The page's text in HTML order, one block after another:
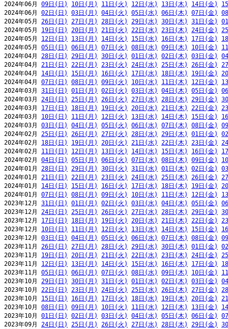
2024年06月 09日(日) 10日(月) 11日(火) 12日(水) 13日(木) 14日(金)
2024年06月 02日(日) 03日(月) 04日(火) 05日(水) 06日(木) 07日(金)
2024年05月 26日(日) 27日(月) 28日(火) 29日(水) 30日(木) 31日(金)
2024年05月 19日(日) 20日(月) 21日(火) 22日(水) 23日(木) 24日(金)
2024年05月 12日(日) 13日(月) 14日(火) 15日(水) 16日(木) 17日(金)
2024年05月 05日(日) 06日(月) 07日(火) 08日(水) 09日(木) 10日(金)
2024年04月 28日(日) 29日(月) 30日(火) 01日(水) 02日(木) 03日(金)
2024年04月 21日(日) 22日(月) 23日(火) 24日(水) 25日(木) 26日(金)
2024年04月 14日(日) 15日(月) 16日(火) 17日(水) 18日(木) 19日(金)
2024年04月 07日(日) 08日(月) 09日(火) 10日(水) 11日(木) 12日(金)
2024年03月 31日(日) 01日(月) 02日(火) 03日(水) 04日(木) 05日(金)
2024年03月 24日(日) 25日(月) 26日(火) 27日(水) 28日(木) 29日(金)
2024年03月 17日(日) 18日(月) 19日(火) 20日(水) 21日(木) 22日(金)
2024年03月 10日(日) 11日(月) 12日(火) 13日(水) 14日(木) 15日(金)
2024年03月 03日(日) 04日(月) 05日(火) 06日(水) 07日(木) 08日(金)
2024年02月 25日(日) 26日(月) 27日(火) 28日(水) 29日(木) 01日(金)
2024年02月 18日(日) 19日(月) 20日(火) 21日(水) 22日(木) 23日(金)
2024年02月 11日(日) 12日(月) 13日(火) 14日(水) 15日(木) 16日(金)
2024年02月 04日(日) 05日(月) 06日(火) 07日(水) 08日(木) 09日(金)
2024年01月 28日(日) 29日(月) 30日(火) 31日(水) 01日(木) 02日(金)
2024年01月 21日(日) 22日(月) 23日(火) 24日(水) 25日(木) 26日(金)
2024年01月 14日(日) 15日(月) 16日(火) 17日(水) 18日(木) 19日(金)
2024年01月 07日(日) 08日(月) 09日(火) 10日(水) 11日(木) 12日(金)
2023年12月 31日(日) 01日(月) 02日(火) 03日(水) 04日(木) 05日(金)
2023年12月 24日(日) 25日(月) 26日(火) 27日(水) 28日(木) 29日(金)
2023年12月 17日(日) 18日(月) 19日(火) 20日(水) 21日(木) 22日(金)
2023年12月 10日(日) 11日(月) 12日(火) 13日(水) 14日(木) 15日(金)
2023年12月 03日(日) 04日(月) 05日(火) 06日(水) 07日(木) 08日(金)
2023年11月 26日(日) 27日(月) 28日(火) 29日(水) 30日(木) 01日(金)
2023年11月 19日(日) 20日(月) 21日(火) 22日(水) 23日(木) 24日(金)
2023年11月 12日(日) 13日(月) 14日(火) 15日(水) 16日(木) 17日(金)
2023年11月 05日(日) 06日(月) 07日(火) 08日(水) 09日(木) 10日(金)
2023年10月 29日(日) 30日(月) 31日(火) 01日(水) 02日(木) 03日(金)
2023年10月 22日(日) 23日(月) 24日(火) 25日(水) 26日(木) 27日(金)
2023年10月 15日(日) 16日(月) 17日(火) 18日(水) 19日(木) 20日(金)
2023年10月 08日(日) 09日(月) 10日(火) 11日(水) 12日(木) 13日(金)
2023年10月 01日(日) 02日(月) 03日(火) 04日(水) 05日(木) 06日(金)
2023年09月 24日(日) 25日(月) 26日(火) 27日(水) 28日(木) 29日(金)